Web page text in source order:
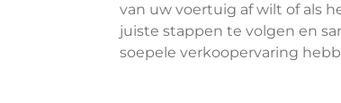
van uw voertuig af wilt of als
juiste stappen te volgen en
soepele verkoopervaring